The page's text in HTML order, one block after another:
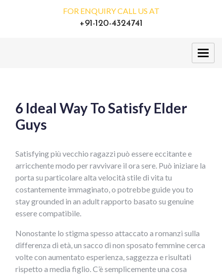
FOR ENQUIRY CALL US AT
+91-120-4324741
6 Ideal Way To Satisfy Elder
Guys
Satisfying più vecchio ragazzi può essere eccitante e
arricchente modo per ravvivare il ora sere. Può iniziare la
porta su particolare alta velocità stile di vita tu
costantemente immaginato, o potrebbe guide you to
stay grounded in an adult rapporto basato su genuine
essere compatibile.
Nonostante lo stigma spesso attaccato a romanzi sulla
differenza di età, un sacco di non sposato femmine cerca
volte con aumentato esperienza, saggezza e risultati
rispetto a media figlio. C’è semplicemente una cosa